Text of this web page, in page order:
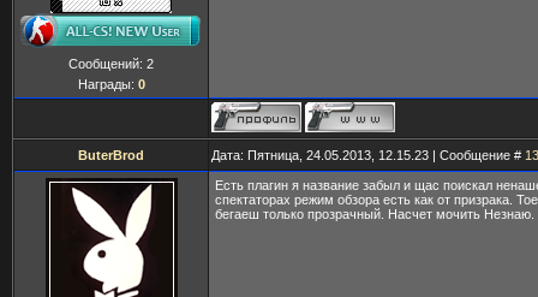
Сообщений: 2
Награды: 0
ButerBrod Дата: Пятница, 24.05.2013, 12.15.23 | Сообщение # 13
Есть плагин я название забыл и щас поискал
спектаторах режим обзора есть как от призрака.
бегаеш только прозрачный. Насчет мочить Незнаю.